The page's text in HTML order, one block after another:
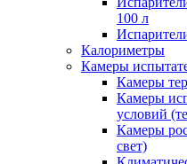
100 л
Калориметры
Камеры
Камеры
Камеры
условий
Камеры
свет)